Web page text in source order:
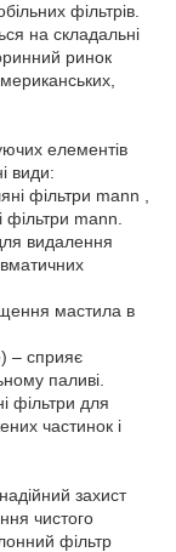
фільтрів.
на складальні
ринок
елементів
види:
фільтри mann ,
фільтри mann.
видалення
мастила в
– сприяє
паливі.
фільтри для
частинок і
захист
чистого
фільтр